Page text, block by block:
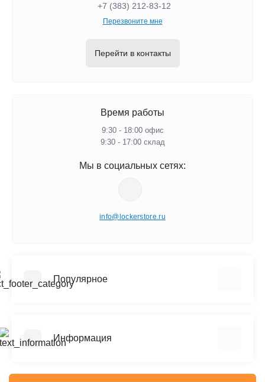
+7 (383) 212-83-12
Перезвоните мне
Перейти в контакты
Время работы
9:30 - 18:00 офис
9:30 - 17:00 склад
Мы в социальных сетях:
info@lockerstore.ru
Популярное
Архивные стеллажи (до 150 кг на полку)
Офисные сейфы
Информация